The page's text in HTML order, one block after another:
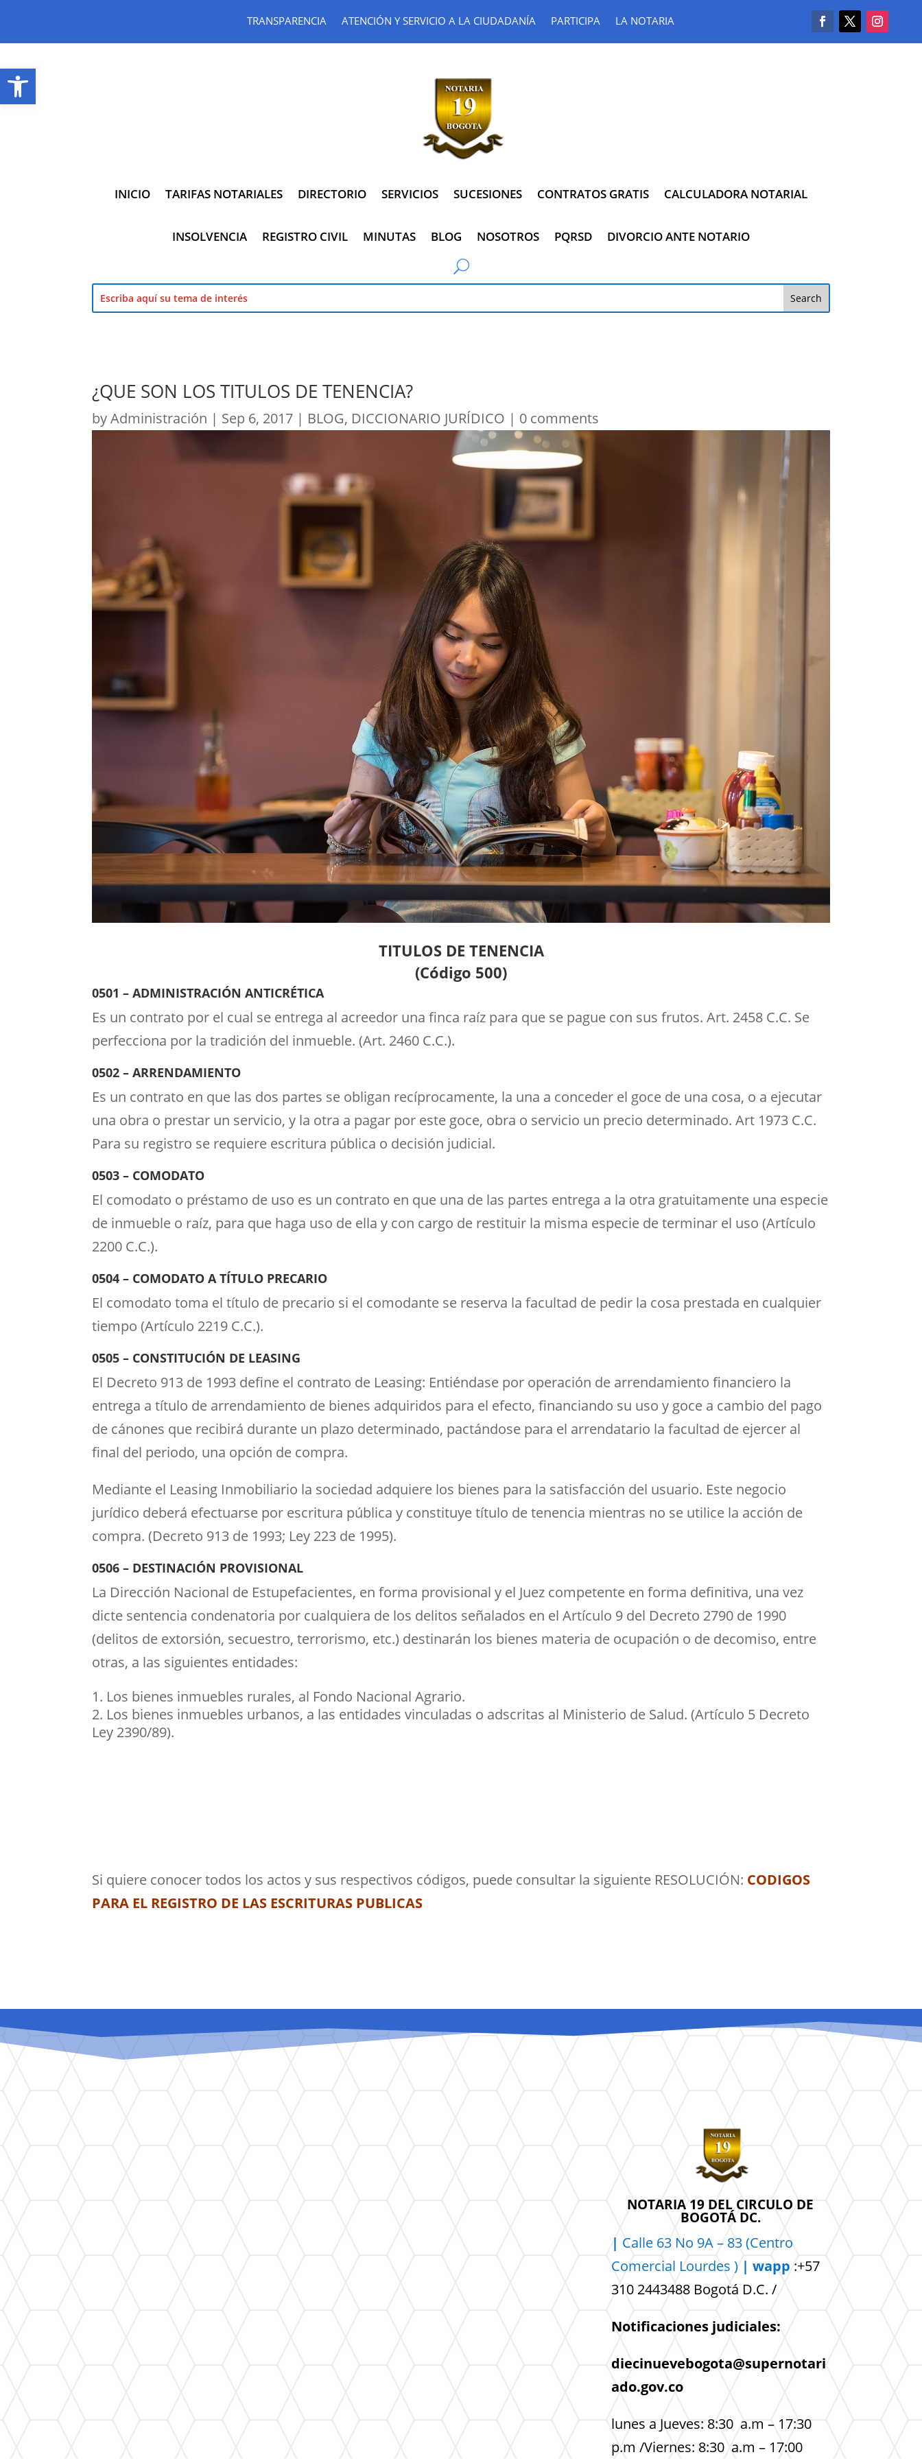
Abrir barra de herramientas
TRANSPARENCIA ATENCIÓN Y SERVICIO A LA CIUDADANÍA PARTICIPA LA NOTARIA
INICIO TARIFAS NOTARIALES DIRECTORIO SERVICIOS SUCESIONES CONTRATOS GRATIS CALCULADORA NOTARIAL
INSOLVENCIA REGISTRO CIVIL MINUTAS BLOG NOSOTROS PQRSD DIVORCIO ANTE NOTARIO
¿QUE SON LOS TITULOS DE TENENCIA?
byAdministración | Sep 6, 2017 | BLOG, DICCIONARIO JURÍDICO | 0 comments
TITULOS DE TENENCIA
(Código 500)
0501 – ADMINISTRACIÓN ANTICRÉTICA
Es un contrato por el cual se entrega al acreedor una finca raíz para que se pague con sus frutos. Art. 2458 C.C. Se
perfecciona por la tradición del inmueble. (Art. 2460 C.C.).
0502 – ARRENDAMIENTO
Es un contrato en que las dos partes se obligan recíprocamente, la una a conceder el goce de una cosa, o a ejecutar
una obra o prestar un servicio, y la otra a pagar por este goce, obra o servicio un precio determinado. Art 1973 C.C.
Para su registro se requiere escritura pública o decisión judicial.
0503 – COMODATO
El comodato o préstamo de uso es un contrato en que una de las partes entrega a la otra gratuitamente una especie
de inmueble o raíz, para que haga uso de ella y con cargo de restituir la misma especie de terminar el uso (Artículo
2200 C.C.).
0504 – COMODATO A TÍTULO PRECARIO
El comodato toma el título de precario si el comodante se reserva la facultad de pedir la cosa prestada en cualquier
tiempo (Artículo 2219 C.C.).
0505 – CONSTITUCIÓN DE LEASING
El Decreto 913 de 1993 define el contrato de Leasing: Entiéndase por operación de arrendamiento financiero la
entrega a título de arrendamiento de bienes adquiridos para el efecto, financiando su uso y goce a cambio del pago
de cánones que recibirá durante un plazo determinado, pactándose para el arrendatario la facultad de ejercer al
final del periodo, una opción de compra.
Mediante el Leasing Inmobiliario la sociedad adquiere los bienes para la satisfacción del usuario. Este negocio
jurídico deberá efectuarse por escritura pública y constituye título de tenencia mientras no se utilice la acción de
compra. (Decreto 913 de 1993; Ley 223 de 1995).
0506 – DESTINACIÓN PROVISIONAL
La Dirección Nacional de Estupefacientes, en forma provisional y el Juez competente en forma definitiva, una vez
dicte sentencia condenatoria por cualquiera de los delitos señalados en el Artículo 9 del Decreto 2790 de 1990
(delitos de extorsión, secuestro, terrorismo, etc.) destinarán los bienes materia de ocupación o de decomiso, entre
otras, a las siguientes entidades:
Los bienes inmuebles rurales, al Fondo Nacional Agrario.
Los bienes inmuebles urbanos, a las entidades vinculadas o adscritas al Ministerio de Salud. (Artículo 5 Decreto
Ley 2390/89).
Si quiere conocer todos los actos y sus respectivos códigos, puede consultar la siguiente RESOLUCIÓN: CODIGOS
PARA EL REGISTRO DE LAS ESCRITURAS PUBLICAS
NOTARIA 19 DEL CIRCULO DE
BOGOTÁ DC.
| Calle 63 No 9A – 83 (Centro
Comercial Lourdes ) | wapp :+57
310 2443488 Bogotá D.C. /
Notificaciones judiciales:
diecinuevebogota@supernotari
ado.gov.co
lunes a Jueves: 8:30 a.m – 17:30
p.m /Viernes: 8:30 a.m – 17:00